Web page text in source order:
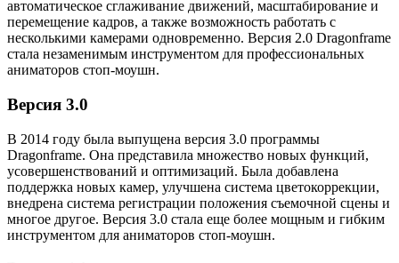
автоматическое сглаживание движений, масштабирование и
перемещение кадров, а также возможность работать с
несколькими камерами одновременно. Версия 2.0 Dragonframe
стала незаменимым инструментом для профессиональных
аниматоров стоп-моушн.
Версия 3.0
В 2014 году была выпущена версия 3.0 программы
Dragonframe. Она представила множество новых функций,
усовершенствований и оптимизаций. Была добавлена
поддержка новых камер, улучшена система цветокоррекции,
внедрена система регистрации положения съемочной сцены и
многое другое. Версия 3.0 стала еще более мощным и гибким
инструментом для аниматоров стоп-моушн.